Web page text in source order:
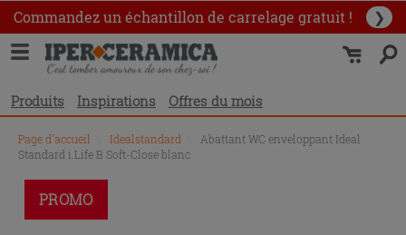
Commandez un échantillon de carrelage gratuit ! ❯
Produits Inspirations Offres du mois
Page d'accueil Idealstandard
Abattant WC enveloppant Ideal
Standard i.Life B Soft-Close blanc
PROMO